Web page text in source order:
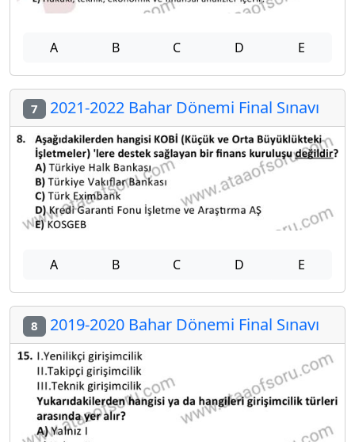
A B C D E
7 2021-2022 Bahar Dönemi Final Sınavı
A B C D E
8 2019-2020 Bahar Dönemi Final Sınavı